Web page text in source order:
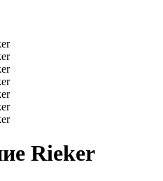
Rieker